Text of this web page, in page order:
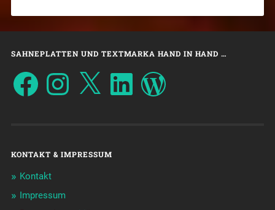
SAHNEPLATTEN UND TEXTMARKA HAND IN HAND …
KONTAKT & IMPRESSUM
Kontakt
Impressum